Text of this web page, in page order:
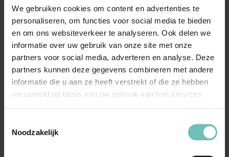
We gebruiken cookies om content en advertenties te
personaliseren, om functies voor social media te bieden
en om ons websiteverkeer te analyseren. Ook delen we
informatie over uw gebruik van onze site met onze
partners voor social media, adverteren en analyse. Deze
partners kunnen deze gegevens combineren met andere
informatie die u aan ze heeft verstrekt of die ze hebben
verzameld op basis van uw gebruik van hun services.
Noodzakelijk
‘toelatingsplanologie’ zouden de woonunits met de
bestemming wonen en de nadere aanduiding
‘zorginstelling’ voor de combinatie van wonen en zorg
kunnen worden verhuurd, maar dit is geen verplichting.
Dit zou de eigenaar/exploitant van het zorglandgoed dus
optimale flexibiliteit bieden in het verhuren van de
woonunits op het landgoed.
Dit is met de uitspraak van de Raad van State voorlopig
van de baan.